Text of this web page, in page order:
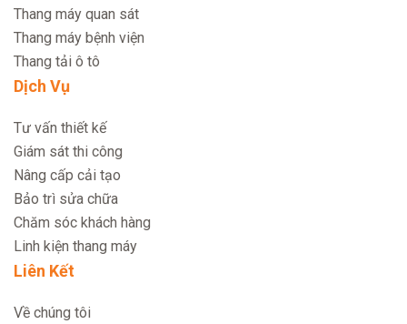
Thang máy quan sát
Thang máy bệnh viện
Thang tải ô tô
Dịch Vụ
Tư vấn thiết kế
Giám sát thi công
Nâng cấp cải tạo
Bảo trì sửa chữa
Chăm sóc khách hàng
Linh kiện thang máy
Liên Kết
Về chúng tôi